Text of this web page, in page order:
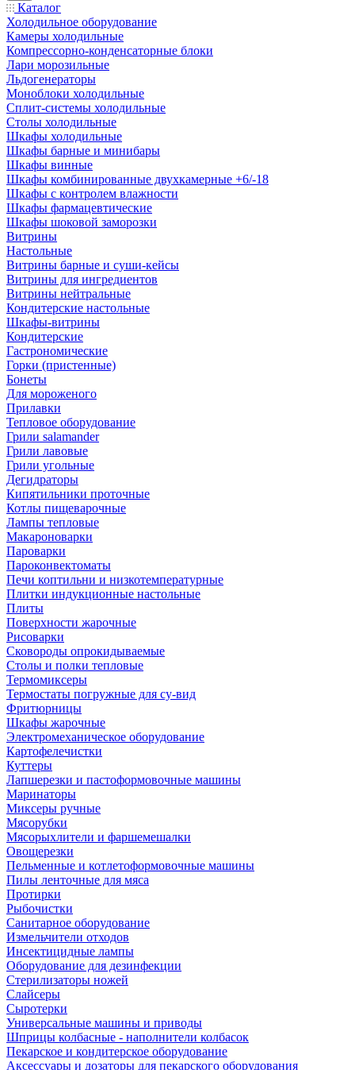
Каталог
Холодильное оборудование
Камеры холодильные
Компрессорно-конденсаторные блоки
Лари морозильные
Льдогенераторы
Моноблоки холодильные
Сплит-системы холодильные
Столы холодильные
Шкафы холодильные
Шкафы барные и минибары
Шкафы винные
Шкафы комбинированные двухкамерные +6/-18
Шкафы с контролем влажности
Шкафы фармацевтические
Шкафы шоковой заморозки
Витрины
Настольные
Витрины барные и суши-кейсы
Витрины для ингредиентов
Витрины нейтральные
Кондитерские настольные
Шкафы-витрины
Кондитерские
Гастрономические
Горки (пристенные)
Бонеты
Для мороженого
Прилавки
Тепловое оборудование
Грили salamander
Грили лавовые
Грили угольные
Дегидраторы
Кипятильники проточные
Котлы пищеварочные
Лампы тепловые
Макароноварки
Пароварки
Пароконвектоматы
Печи коптильни и низкотемпературные
Плитки индукционные настольные
Плиты
Поверхности жарочные
Рисоварки
Сковороды опрокидываемые
Столы и полки тепловые
Термомиксеры
Термостаты погружные для су-вид
Фритюрницы
Шкафы жарочные
Электромеханическое оборудование
Картофелечистки
Куттеры
Лапшерезки и пастоформовочные машины
Маринаторы
Миксеры ручные
Мясорубки
Мясорыхлители и фаршемешалки
Овощерезки
Пельменные и котлетоформовочные машины
Пилы ленточные для мяса
Протирки
Рыбочистки
Санитарное оборудование
Измельчители отходов
Инсектицидные лампы
Оборудование для дезинфекции
Стерилизаторы ножей
Слайсеры
Сыротерки
Универсальные машины и приводы
Шприцы колбасные - наполнители колбасок
Пекарское и кондитерское оборудование
Аксессуары и дозаторы для пекарского оборудования